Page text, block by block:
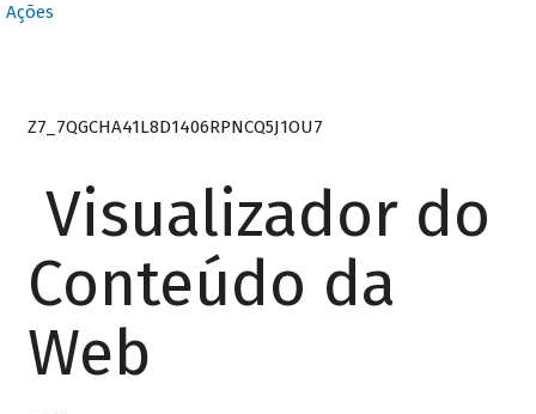
Ações
Z7_7QGCHA41L8D1406RPNCQ5J1OU7
Visualizador do
Conteúdo da
Web